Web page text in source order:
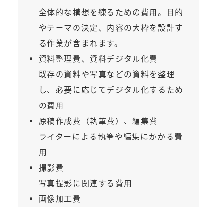
全体的な構想を練るための費用。目的
やテーマの決定、内容の大枠を設計す
る作業が含まれます。
資料整理費、資料デジタル化費
既存の資料や写真などの資料を整理
し、必要に応じてデジタル化するため
の費用
原稿作成費（執筆費）、編集費
ライターによる執筆や編集にかかる費
用
撮影費
写真撮影に関連する費用
画像加工費